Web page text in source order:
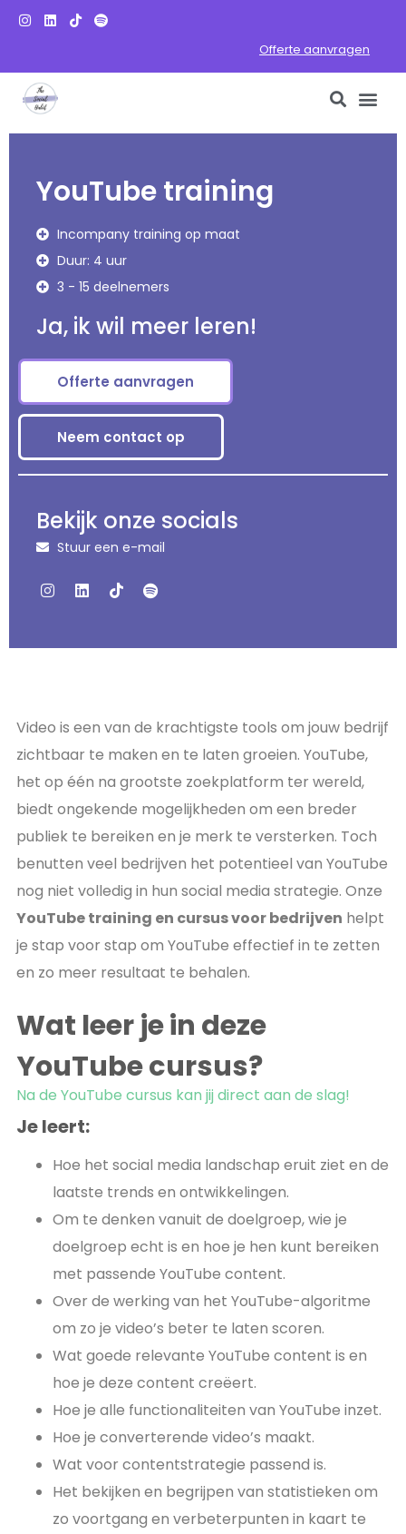
Offerte aanvragen
Video is een van de krachtigste tools om jouw bedrijf
zichtbaar te maken en te laten groeien. YouTube,
het op één na grootste zoekplatform ter wereld,
biedt ongekende mogelijkheden om een breder
publiek te bereiken en je merk te versterken. Toch
benutten veel bedrijven het potentieel van YouTube
nog niet volledig in hun social media strategie. Onze
YouTube training en cursus voor bedrijven helpt
je stap voor stap om YouTube effectief in te zetten
en zo meer resultaat te behalen.
Wat leer je in deze
YouTube cursus?
Na de YouTube cursus kan jij direct aan de slag!
Je leert:
Hoe het social media landschap eruit ziet en de
laatste trends en ontwikkelingen.
Om te denken vanuit de doelgroep, wie je
doelgroep echt is en hoe je hen kunt bereiken
met passende YouTube content.
Over de werking van het YouTube-algoritme
om zo je video’s beter te laten scoren.
Wat goede relevante YouTube content is en
hoe je deze content creëert.
Hoe je alle functionaliteiten van YouTube inzet.
Hoe je converterende video’s maakt.
Wat voor contentstrategie passend is.
Het bekijken en begrijpen van statistieken om
zo voortgang en verbeterpunten in kaart te
YouTube training
Incompany training op maat
Duur: 4 uur
3 - 15 deelnemers
Ja, ik wil meer leren!
Offerte aanvragen
Neem contact op
Bekijk onze socials
Stuur een e-mail